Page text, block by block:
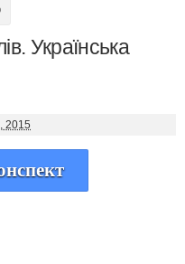
Українська
2015